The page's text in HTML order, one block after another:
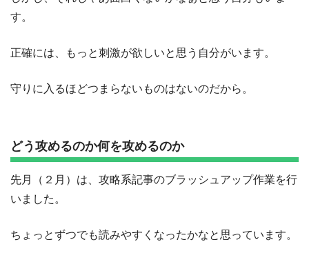
す。
正確には、もっと刺激が欲しいと思う自分がいます。
守りに入るほどつまらないものはないのだから。
どう攻めるのか何を攻めるのか
先月（２月）は、攻略系記事のブラッシュアップ作業を行
いました。
ちょっとずつでも読みやすくなったかなと思っています。